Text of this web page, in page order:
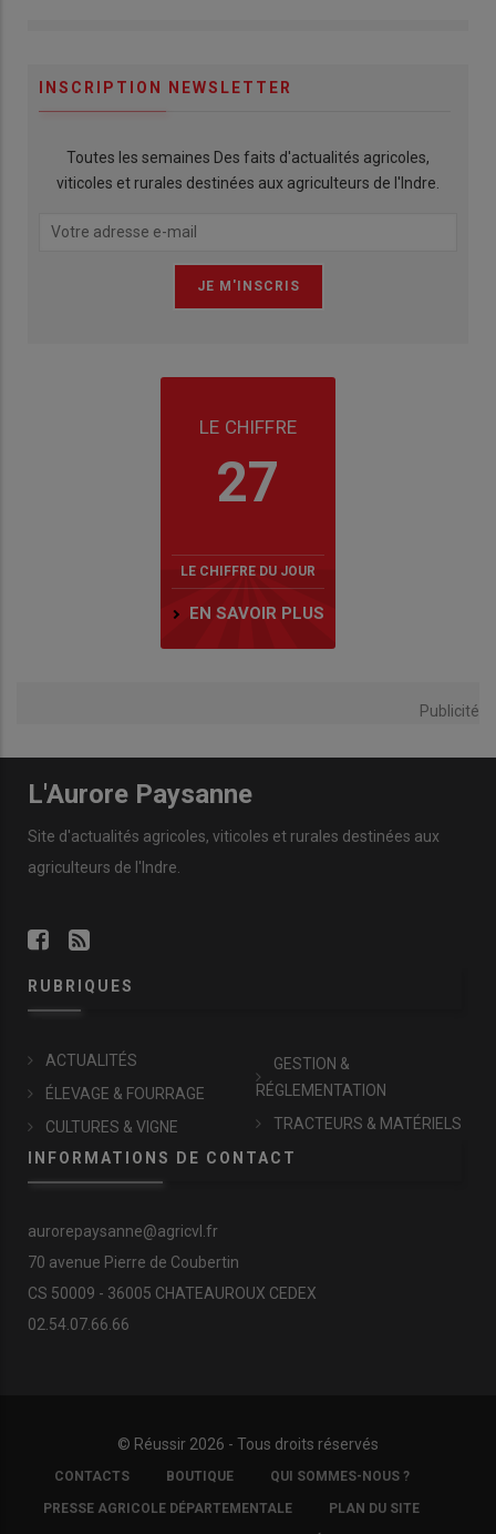
INSCRIPTION NEWSLETTER
Toutes les semaines Des faits d'actualités agricoles,
viticoles et rurales destinées aux agriculteurs de l'Indre.
LE CHIFFRE
27
LE CHIFFRE DU JOUR
EN SAVOIR PLUS
Publicité
L'Aurore Paysanne
Site d'actualités agricoles, viticoles et rurales destinées aux
agriculteurs de l'Indre.
RUBRIQUES
ACTUALITÉS
ÉLEVAGE & FOURRAGE
CULTURES & VIGNE
GESTION &
RÉGLEMENTATION
TRACTEURS & MATÉRIELS
INFORMATIONS DE CONTACT
aurorepaysanne@agricvl.fr
70 avenue Pierre de Coubertin
CS 50009 - 36005 CHATEAUROUX CEDEX
02.54.07.66.66
© Réussir 2026 - Tous droits réservés
FOOTER
COPYRIGHT
CONTACTS BOUTIQUE QUI SOMMES-NOUS ?
PRESSE AGRICOLE DÉPARTEMENTALE PLAN DU SITE